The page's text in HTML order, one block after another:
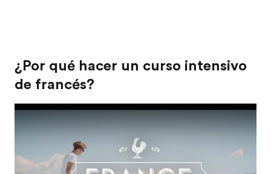
¿Por qué hacer un curso intensivo
de francés?